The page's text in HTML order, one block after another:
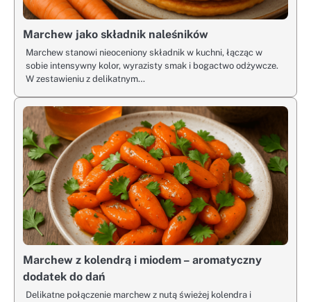
Marchew jako składnik naleśników
Marchew stanowi nieoceniony składnik w kuchni, łącząc w
sobie intensywny kolor, wyrazisty smak i bogactwo odżywcze.
W zestawieniu z delikatnym…
Marchew z kolendrą i miodem – aromatyczny
dodatek do dań
Delikatne połączenie marchew z nutą świeżej kolendra i